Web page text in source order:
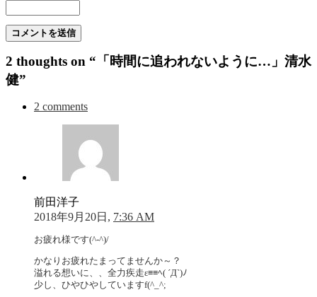
2 thoughts on “「時間に追われないように…」清水
健”
2 comments
前田洋子
2018年9月20日, 7:36 AM
お疲れ様です(^-^)/
かなりお疲れたまってませんか～？
溢れる想いに、、全力疾走ε≡≡ﾍ( ´Д`)ﾉ
少し、ひやひやしていますf(^_^;